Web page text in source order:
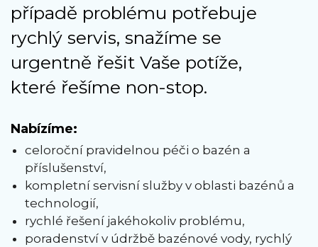
případě problému potřebuje
rychlý servis, snažíme se
urgentně řešit Vaše potíže,
které řešíme non-stop.
Nabízíme:
celoroční pravidelnou péči o bazén a
příslušenství,
kompletní servisní služby v oblasti bazénů a
technologií,
rychlé řešení jakéhokoliv problému,
poradenství v údržbě bazénové vody, rychlý